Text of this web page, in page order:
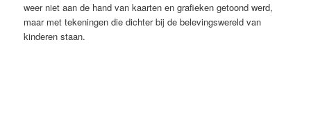
weer niet aan de hand van kaarten en grafieken getoond werd,
maar met tekeningen die dichter bij de belevingswereld van
kinderen staan.